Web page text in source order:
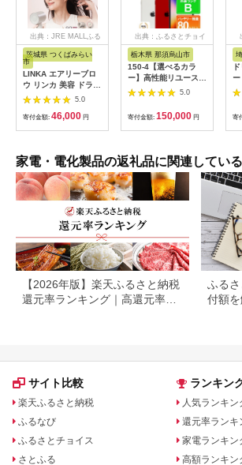
出典：JRE MALLふる
さと納税
茨城県 つくばみらい
市
LINKA エアリーブロ
ウ リンカ 美容 ドライ
ヤー ヘアケア 髪 エス
テ ギフト ラッピング
贈呈品 プレゼント 母
の日 母の日準備 母の
5.0
寄付金額: 46,000 円
出典：ふるさとチョイ
栃木県 那須烏山市
150-4【選べるカラ
ー】高性能リユース
スマホ Apple
iPhoneSE 3 128GB
SIMロック解除済 本
体のみ ｜ 中古 再生品
本体 端末
5.0
寄付金額: 150,000 円 寄
家電・電化製品の返礼品に関連してい
【2026年版】楽天ふるさと納税
還元率ランキング｜高還元率返
ふる
付額
サイト比較
楽天ふるさと納税
ふるなび
ふるさとチョイス
さとふる
ランキン
人気ランキン
還元率ランキ
家電ランキン
高額ランキン